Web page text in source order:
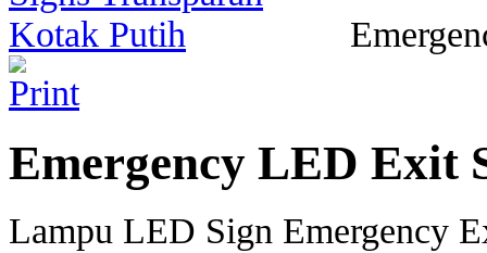
Emergency LED Exit
Lampu LED Sign Emergency